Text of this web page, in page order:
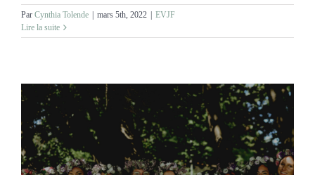
Par Cynthia Tolende | mars 5th, 2022 | EVJF
Lire la suite